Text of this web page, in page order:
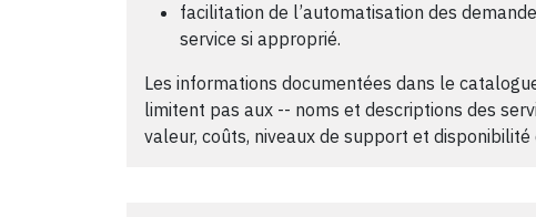
facilitation de l’automatisation des
service si approprié.
Les informations documentées dans le
limitent pas aux -- noms et descriptions des
valeur, coûts, niveaux de support et disponibilité